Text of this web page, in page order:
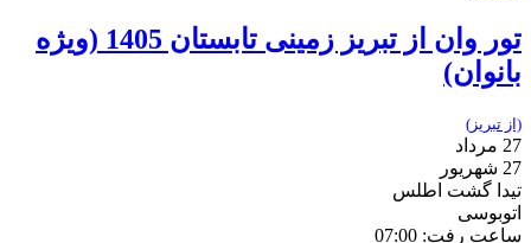
تور وان از تبریز زمینی تابستان 1405 (ویژه
بانوان)
(از تبریز)
27 مرداد
27 شهریور
تیدا گشت اطلس
اتوبوسی
ساعت رفت: 07:00